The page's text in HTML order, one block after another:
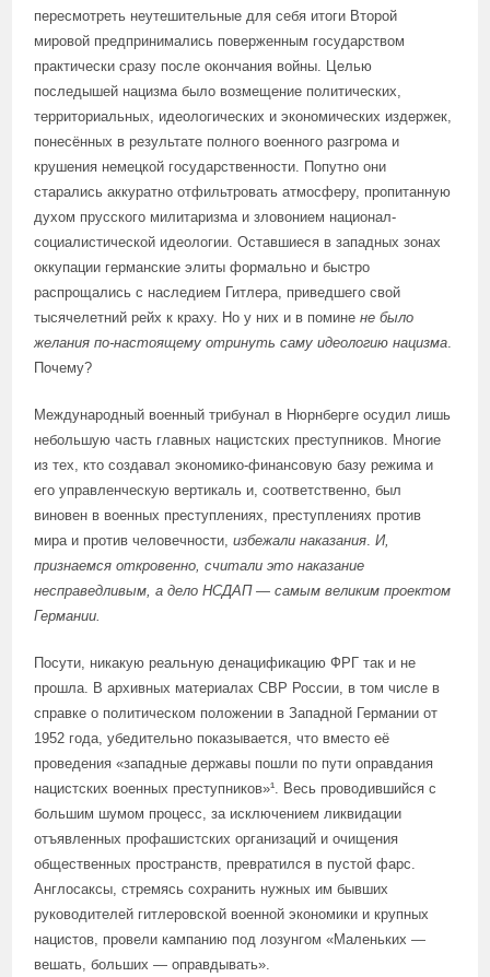
пересмотреть неутешительные для себя итоги Второй
мировой предпринимались поверженным государством
практически сразу после окончания войны. Целью
последышей нацизма было возмещение политических,
территориальных, идеологических и экономических издержек,
понесённых в результате полного военного разгрома и
крушения немецкой государственности. Попутно они
старались аккуратно отфильтровать атмосферу, пропитанную
духом прусского милитаризма и зловонием национал-
социалистической идеологии. Оставшиеся в западных зонах
оккупации германские элиты формально и быстро
распрощались с наследием Гитлера, приведшего свой
тысячелетний рейх к краху. Но у них и в поминене было
желания по-настоящему отринуть саму идеологию нацизма.
Почему?
Международный военный трибунал в Нюрнберге осудил лишь
небольшую часть главных нацистских преступников. Многие
из тех, кто создавал экономико-финансовую базу режима и
его управленческую вертикаль и, соответственно, был
виновен в военных преступлениях, преступлениях против
мира и против человечности,избежали наказания.И,
признаемся откровенно, считали это наказание
несправедливым, а дело НСДАП — самым великим проектом
Германии.
Посути, никакую реальную денацификацию ФРГ так и не
прошла. В архивных материалах СВР России, в том числе в
справке о политическом положении в Западной Германии от
1952 года, убедительно показывается, что вместо её
проведения «западные державы пошли по пути оправдания
нацистских военных преступников»¹. Весь проводившийся с
большим шумом процесс, за исключением ликвидации
отъявленных профашистских организаций и очищения
общественных пространств, превратился в пустой фарс.
Англосаксы, стремясь сохранить нужных им бывших
руководителей гитлеровской военной экономики и крупных
нацистов, провели кампанию под лозунгом «Маленьких —
вешать, больших — оправдывать».